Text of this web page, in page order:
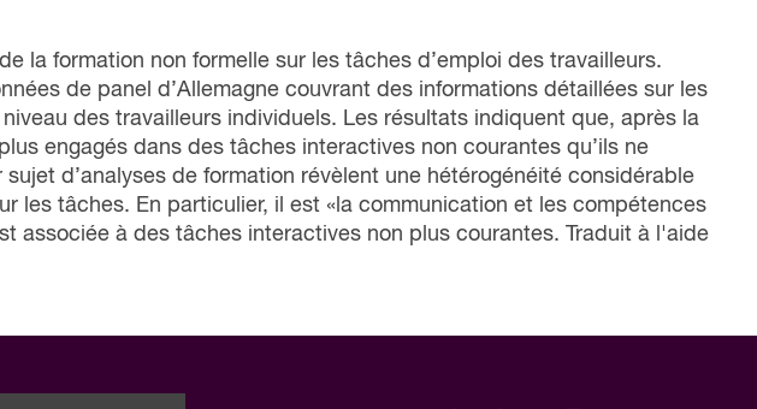
la formation non formelle sur les tâches d’emploi des travailleurs.
de panel d’Allemagne couvrant des informations détaillées sur les
des travailleurs individuels. Les résultats indiquent que, après la
engagés dans des tâches interactives non courantes qu’ils ne
sujet d’analyses de formation révèlent une hétérogénéité considérable
les tâches. En particulier, il est «la communication et les compétences
associée à des tâches interactives non plus courantes. Traduit à l'aide